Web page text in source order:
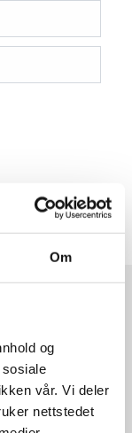
Om
og
vår. Vi deler
nettstedet